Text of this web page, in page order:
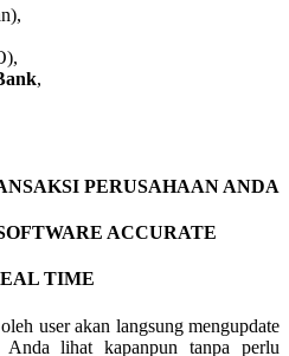
,
PERUSAHAAN ANDA
ACCURATE
TIME
user akan langsung mengupdate
lihat kapanpun tanpa perlu